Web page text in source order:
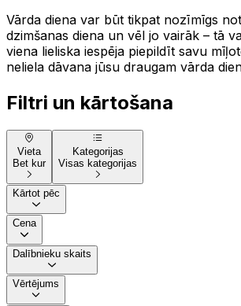
Vārda diena var būt tikpat nozīmīgs
dzimšanas diena un vēl jo vairāk – tā
viena lieliska iespēja piepildīt savu
neliela dāvana jūsu draugam vārda
Filtri un kārtošana
Vieta
Bet kur
Kategorijas
Visas kategorijas
Kārtot pēc
Cena
Dalībnieku skaits
Vērtējums